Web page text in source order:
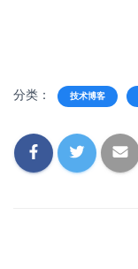
分类： 技术博客